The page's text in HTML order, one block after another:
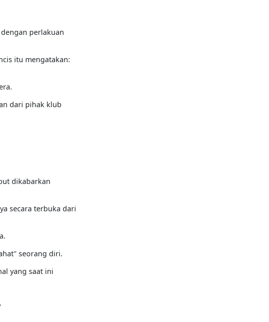
perlakuan
itu mengatakan:
dari pihak klub
dikabarkan
secara terbuka dari
seorang diri.
yang saat ini